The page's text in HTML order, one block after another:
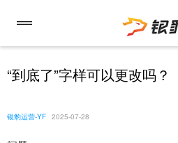
“到底了”字样可以更改吗？
银豹运营-YF 2025-07-28